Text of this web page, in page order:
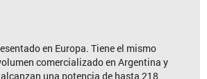
en Europa. Tiene el mismo
comercializado en Argentina y
una potencia de hasta 218